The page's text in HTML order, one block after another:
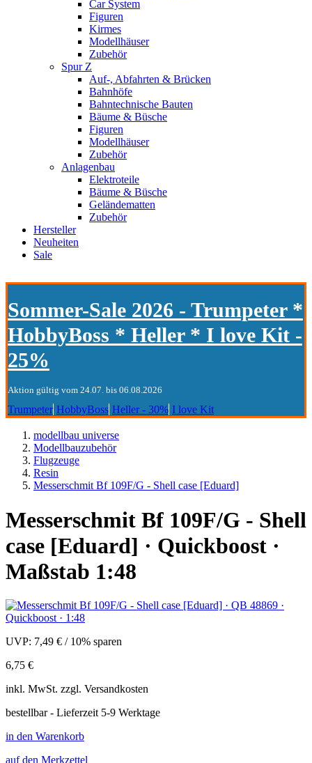
Car System
Figuren
Kirmes
Modellhäuser
Zubehör
Spur Z
Auf-, Abfahrten & Brücken
Bahnhöfe
Bahntechnische Bauten
Bäume & Büsche
Figuren
Modellhäuser
Zubehör
Anlagenbau
Elektroteile
Bäume & Büsche
Geländematten
Zubehör
Hersteller
Neuheiten
Sale
Sommer-Sale 2026 - Trumpeter *
HobbyBoss * Heller * I love Kit -
25%
Aktion gültig vom 24.07. bis 06.08.2026
Trumpeter HobbyBoss Heller - 30% I love Kit
modellbau universe
Modellbauzubehör
Flugzeuge
Resin
Messerschmit Bf 109F/G - Shell case [Eduard]
Messerschmit Bf 109F/G - Shell
case [Eduard] · Quickboost ·
Maßstab 1:48
UVP: 7,49 € / 10% sparen
6,75 €
inkl. MwSt. zzgl. Versandkosten
bestellbar - Lieferzeit 5-9 Werktage
in den Warenkorb
auf den Merkzettel